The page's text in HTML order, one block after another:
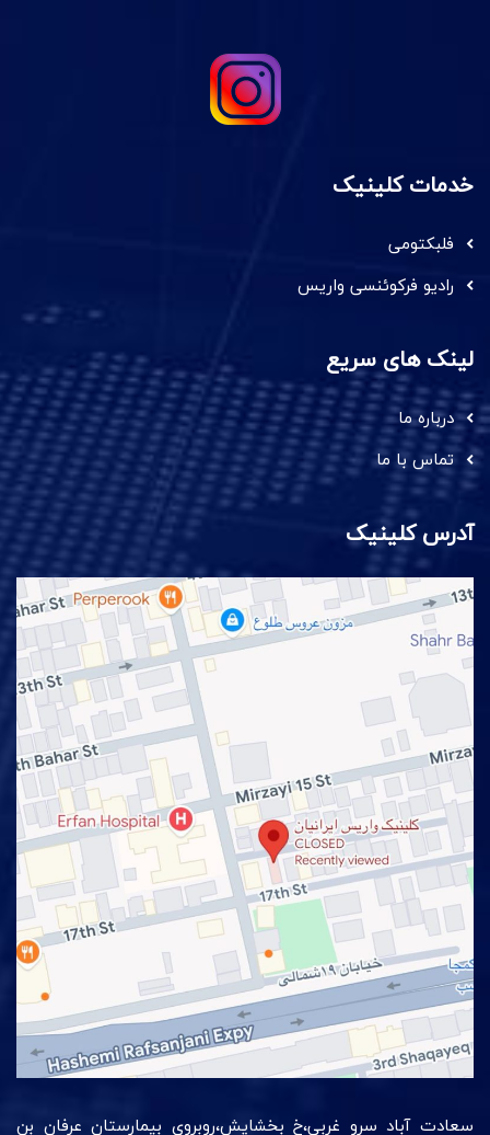
خدمات کلینیک
فلبکتومی
رادیو فرکوئنسی واریس
لینک های سریع
درباره ما
تماس با ما
آدرس کلینیک
سعادت آباد سرو غربی،خ بخشایش،روبروی بیمارستان عرفان بن